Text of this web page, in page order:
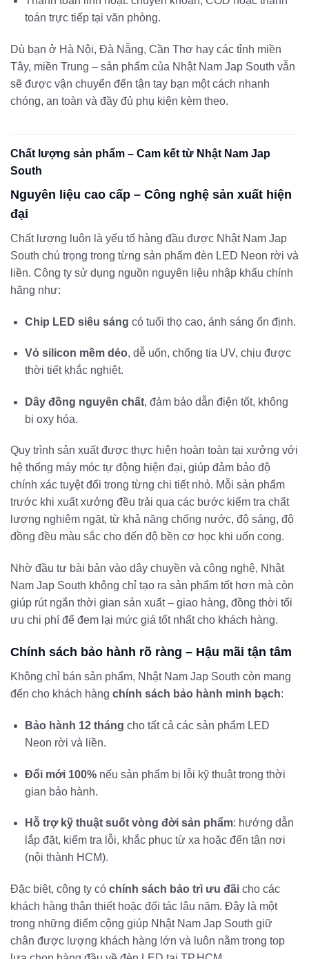
toán trực tiếp tại văn phòng.
Dù bạn ở Hà Nội, Đà Nẵng, Cần Thơ hay các tỉnh miền
Tây, miền Trung – sản phẩm của Nhật Nam Jap South vẫn
sẽ được vận chuyển đến tận tay bạn một cách nhanh
chóng, an toàn và đầy đủ phụ kiện kèm theo.
Chất lượng sản phẩm – Cam kết từ Nhật Nam Jap
South
Nguyên liệu cao cấp – Công nghệ sản xuất hiện
đại
Chất lượng luôn là yếu tố hàng đầu được Nhật Nam Jap
South chú trọng trong từng sản phẩm đèn LED Neon rời và
liền. Công ty sử dụng nguồn nguyên liệu nhập khẩu chính
hãng như:
Chip LED siêu sáng có tuổi thọ cao, ánh sáng ổn định.
Vỏ silicon mềm dẻo, dễ uốn, chống tia UV, chịu được
thời tiết khắc nghiệt.
Dây đồng nguyên chất, đảm bảo dẫn điện tốt, không
bị oxy hóa.
Quy trình sản xuất được thực hiện hoàn toàn tại xưởng với
hệ thống máy móc tự động hiện đại, giúp đảm bảo độ
chính xác tuyệt đối trong từng chi tiết nhỏ. Mỗi sản phẩm
trước khi xuất xưởng đều trải qua các bước kiểm tra chất
lượng nghiêm ngặt, từ khả năng chống nước, độ sáng, độ
đồng đều màu sắc cho đến độ bền cơ học khi uốn cong.
Nhờ đầu tư bài bản vào dây chuyền và công nghệ, Nhật
Nam Jap South không chỉ tạo ra sản phẩm tốt hơn mà còn
giúp rút ngắn thời gian sản xuất – giao hàng, đồng thời tối
ưu chi phí để đem lại mức giá tốt nhất cho khách hàng.
Chính sách bảo hành rõ ràng – Hậu mãi tận tâm
Không chỉ bán sản phẩm, Nhật Nam Jap South còn mang
đến cho khách hàng chính sách bảo hành minh bạch:
Bảo hành 12 tháng cho tất cả các sản phẩm LED
Neon rời và liền.
Đổi mới 100%nếu sản phẩm bị lỗi kỹ thuật trong thời
gian bảo hành.
Hỗ trợ kỹ thuật suốt vòng đời sản phẩm: hướng dẫn
lắp đặt, kiểm tra lỗi, khắc phục từ xa hoặc đến tận nơi
(nội thành HCM).
Đặc biệt, công ty có chính sách bảo trì ưu đãi cho các
khách hàng thân thiết hoặc đối tác lâu năm. Đây là một
trong những điểm cộng giúp Nhật Nam Jap South giữ
chân được lượng khách hàng lớn và luôn nằm trong top